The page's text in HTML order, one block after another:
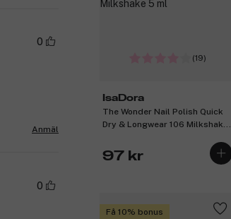
(19)
IsaDora
The Wonder Nail Polish Quick
Dry & Longwear 106 Milkshake
97 kr
Få 10% bonus
0
Anmäl
0